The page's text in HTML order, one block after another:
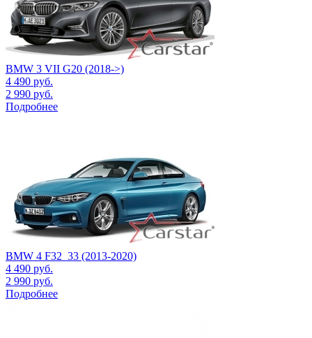
BMW 3 VII G20 (2018->)
4 490 руб.
2 990 руб.
Подробнее
BMW 4 F32_33 (2013-2020)
4 490 руб.
2 990 руб.
Подробнее